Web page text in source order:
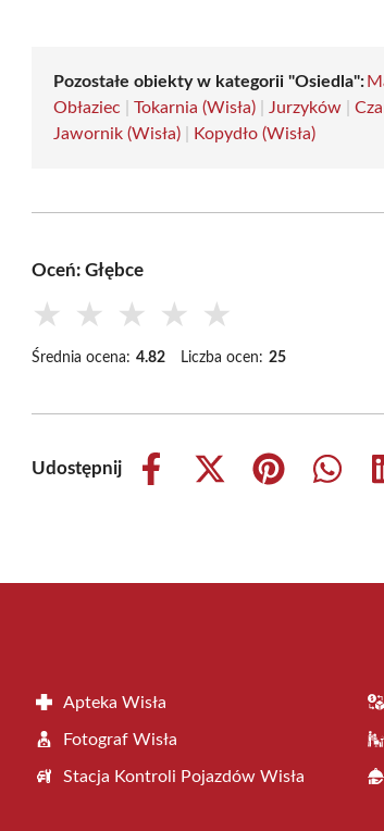
Pozostałe obiekty w kategorii "Osiedla":
Obłaziec |Tokarnia (Wisła) Jurzyków |
Jawornik (Wisła)
Kopydło (Wisła)
Oceń: Głębce
★ ★ ★ ★ ★
Średnia ocena: 4.82 Liczba ocen: 25
Udostępnij
Share
Share
Share
Share
Apteka Wisła
Fotograf Wisła
Stacja Kontroli Pojazdów Wisła